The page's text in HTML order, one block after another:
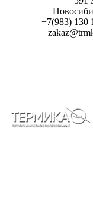
+7(983) 130